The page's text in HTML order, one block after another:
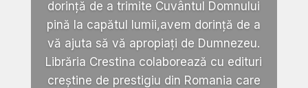
dorință de a trimite Cuvântul Domnului
pină la capătul lumii,avem dorință de a
vă ajuta să vă apropiați de Dumnezeu.
Librăria Crestina colaborează cu edituri
creștine de prestigiu din Romania care